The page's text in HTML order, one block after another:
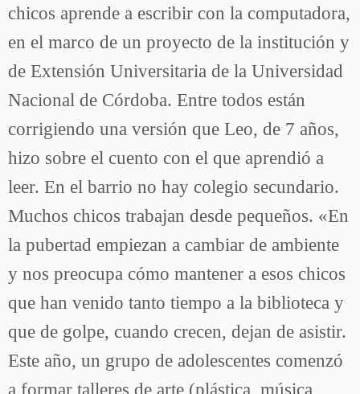
chicos aprende a escribir con la computadora,
en el marco de un proyecto de la institución y
de Extensión Universitaria de la Universidad
Nacional de Córdoba. Entre todos están
corrigiendo una versión que Leo, de 7 años,
hizo sobre el cuento con el que aprendió a
leer. En el barrio no hay colegio secundario.
Muchos chicos trabajan desde pequeños. «En
la pubertad empiezan a cambiar de ambiente
y nos preocupa cómo mantener a esos chicos
que han venido tanto tiempo a la biblioteca y
que de golpe, cuando crecen, dejan de asistir.
Este año, un grupo de adolescentes comenzó
a formar talleres de arte (plástica, música,